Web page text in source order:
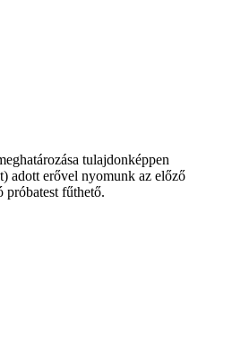
tulajdonképpen
adott erővel nyomunk az előző
próbatest fűthető.